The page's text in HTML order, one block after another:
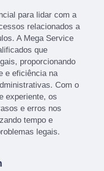
para lidar com a
relacionados a
A Mega Service
que
proporcionando
e eficiência na
Com o
experiente, os
e erros nos
tempo e
legais.